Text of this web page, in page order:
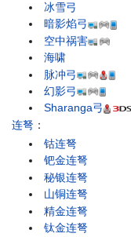
冰雪弓
暗影焰弓
空中祸害
海啸
脉冲弓
幻影弓
Sharanga弓
连弩 ：
钴连弩
钯金连弩
秘银连弩
山铜连弩
精金连弩
钛金连弩